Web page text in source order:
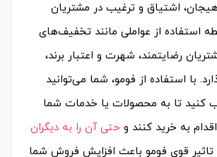
اشتیاق و ترغیب در مشتریان
استفاده از عواملی مانند تخفیف‌های
رضایتمند، شهرت و اعتبار برند،
با استفاده از فومو، شما می‌توانید
کنید تا به محصولات یا خدمات شما
به خرید کنند و حتی آن را به دیگران
تاثیر قوی فومو باعث افزایش فروش شما